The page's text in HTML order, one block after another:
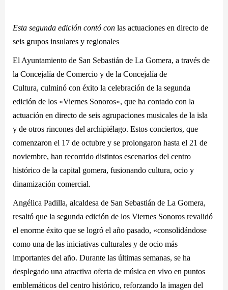
Esta segunda edición contó con las actuaciones en directo de
seis grupos insulares y regionales
El Ayuntamiento de San Sebastián de La Gomera, a través de
la Concejalía de Comercio y de la Concejalía de
Cultura, culminó con éxito la celebración de la segunda
edición de los «Viernes Sonoros», que ha contado con la
actuación en directo de seis agrupaciones musicales de la isla
y de otros rincones del archipiélago. Estos conciertos, que
comenzaron el 17 de octubre y se prolongaron hasta el 21 de
noviembre, han recorrido distintos escenarios del centro
histórico de la capital gomera, fusionando cultura, ocio y
dinamización comercial.
Angélica Padilla, alcaldesa de San Sebastián de La Gomera,
resaltó que la segunda edición de los Viernes Sonoros revalidó
el enorme éxito que se logró el año pasado, «consolidándose
como una de las iniciativas culturales y de ocio más
importantes del año. Durante las últimas semanas, se ha
desplegado una atractiva oferta de música en vivo en puntos
emblemáticos del centro histórico, reforzando la imagen del